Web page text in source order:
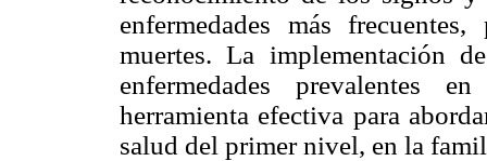
enfermedades más
muertes. La implementación
enfermedades prevalentes
herramienta efectiva para
salud del primer nivel, en la